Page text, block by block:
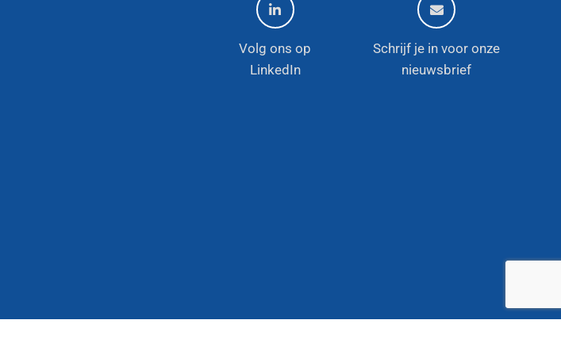
Volg ons op
LinkedIn
Schrijf je in voor onze
nieuwsbrief